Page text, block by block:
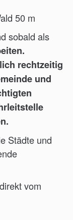
50 m
sobald als
rechtzeitig
und
Städte und
vom